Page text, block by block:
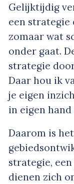
Gelijktijdig
een strategie
zomaar wat
onder gaat.
strategie
Daar hou ik
je eigen
in eigen hand
Daarom is
strategie,
dienen zich